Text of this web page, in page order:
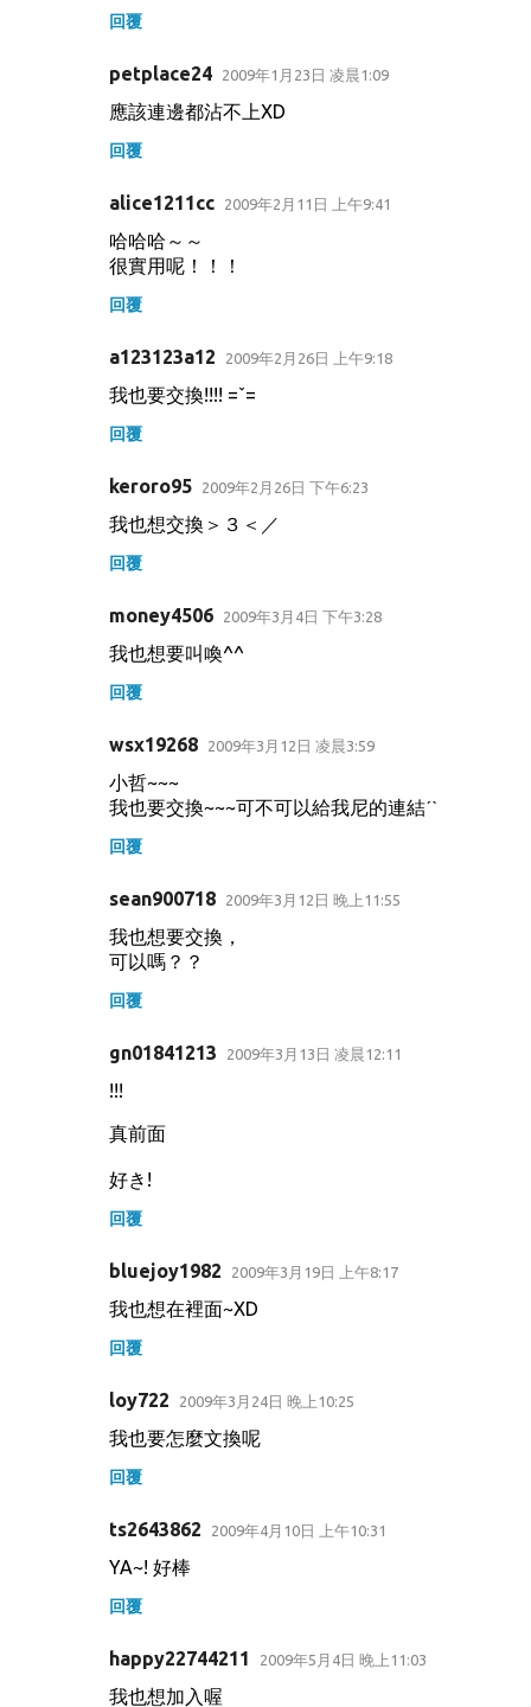
回覆
petplace24 2009年1月23日 凌晨1:09
應該連邊都沾不上XD
回覆
alice1211cc 2009年2月11日 上午9:41
哈哈哈～～
很實用呢！！！
回覆
a123123a12 2009年2月26日 上午9:18
我也要交換!!!! =ˇ=
回覆
keroro95 2009年2月26日 下午6:23
我也想交換＞３＜／
回覆
money4506 2009年3月4日 下午3:28
我也想要叫喚^^
回覆
wsx19268 2009年3月12日 凌晨3:59
小哲~~~
我也要交換~~~可不可以給我尼的連結ˊˋ
回覆
sean900718 2009年3月12日 晚上11:55
我也想要交換，
可以嗎？？
回覆
gn01841213 2009年3月13日 凌晨12:11
!!!
真前面
好き!
回覆
bluejoy1982 2009年3月19日 上午8:17
我也想在裡面~XD
回覆
loy722 2009年3月24日 晚上10:25
我也要怎麼文換呢
回覆
ts2643862 2009年4月10日 上午10:31
YA~! 好棒
回覆
happy22744211 2009年5月4日 晚上11:03
我也想加入喔